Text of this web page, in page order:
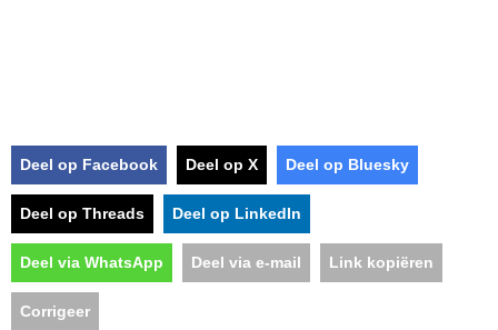
Deel op Facebook Deel op X Deel op Bluesky
Deel op Threads Deel op LinkedIn
Deel via WhatsApp Deel via e-mail Link kopiëren
Corrigeer